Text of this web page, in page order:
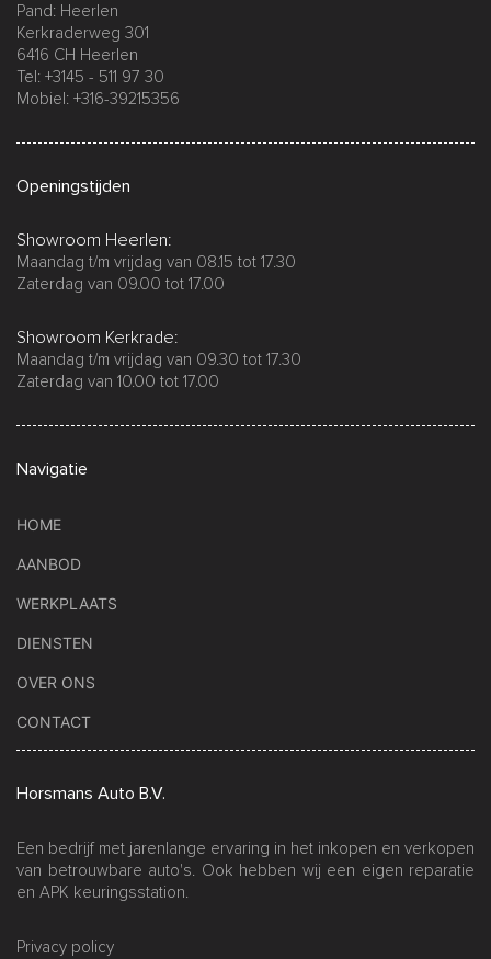
Pand: Heerlen
Kerkraderweg 301
6416 CH Heerlen
Tel: +3145 - 511 97 30
Mobiel: +316-39215356
Openingstijden
Showroom Heerlen:
Maandag t/m vrijdag van 08.15 tot 17.30
Zaterdag van 09.00 tot 17.00
Showroom Kerkrade:
Maandag t/m vrijdag van 09.30 tot 17.30
Zaterdag van 10.00 tot 17.00
Navigatie
HOME
AANBOD
WERKPLAATS
DIENSTEN
OVER ONS
CONTACT
Horsmans Auto B.V.
Een bedrijf met jarenlange ervaring in het inkopen en verkopen
van betrouwbare auto's. Ook hebben wij een eigen reparatie
en APK keuringsstation.
Privacy policy